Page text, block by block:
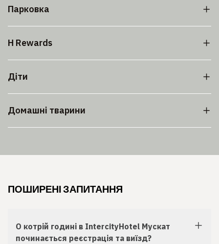
Парковка
H Rewards
Діти
Домашні тварини
ПОШИРЕНІ ЗАПИТАННЯ
О котрій годині в IntercityHotel Мускат
починається реєстрація та виїзд?